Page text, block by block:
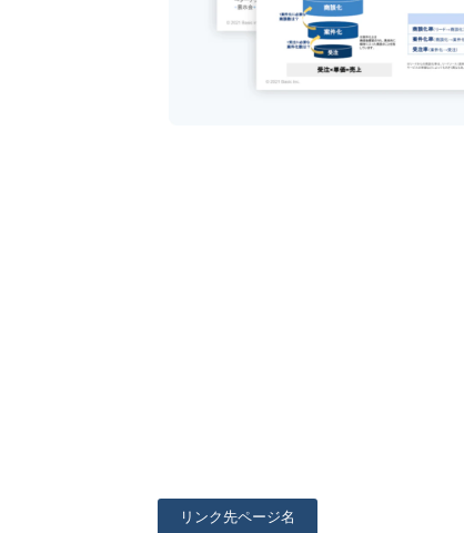
リンク先ページ名